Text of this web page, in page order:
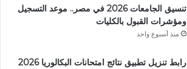
تنسيق الجامعات 2026 في مصر.. موعد التسجيل
ومؤشرات القبول بالكليات
منذ أسبوع واحد
رابط تنزيل تطبيق نتائج امتحانات البكالوريا 2026